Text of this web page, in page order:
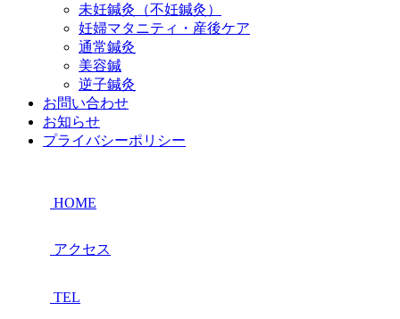
未妊鍼灸（不妊鍼灸）
妊婦マタニティ・産後ケア
通常鍼灸
美容鍼
逆子鍼灸
お問い合わせ
お知らせ
プライバシーポリシー
HOME
アクセス
TEL